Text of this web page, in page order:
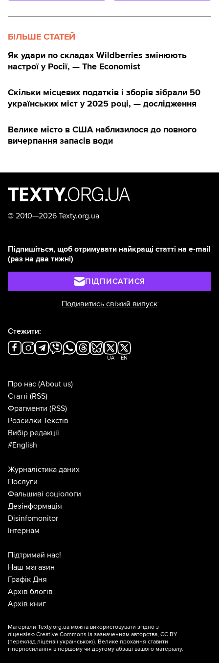
БІЛЬШЕ СТАТЕЙ
Як удари по складах Wildberries змінюють
настрої у Росії, — The Economist
Скільки місцевих податків і зборів зібрали 50
українських міст у 2025 році, — дослідження
Велике місто в США наблизилося до повного
вичерпання запасів води
© 2010—2026 Texty.org.ua
Підпишіться, щоб отримувати найкращі статті на e-mail
(раз на два тижні)
ПІДПИСАТИСЯ
Подивитись свіжий випуск
Стежити:
UA EN
Про нас (About us)
Статті (RSS)
Фрагменти (RSS)
Розсилки Текстів
Вибір редакції
#English
Журналістика даних
Послуги
Фальшиві соціологи
Дезінформація
Disinfomonitor
Інтернам
Підтримай нас!
Наш магазин
Графік Дня
Архів блогів
Архів книг
Матеріали Texty.org.ua можна використовувати згідно з
ліцензією Creative Commons із зазначенням авторства, CC BY
(переклад ліцензії українською). Велике прохання ставити
гіперпосилання в першому чи другому абзаці вашого матеріалу.